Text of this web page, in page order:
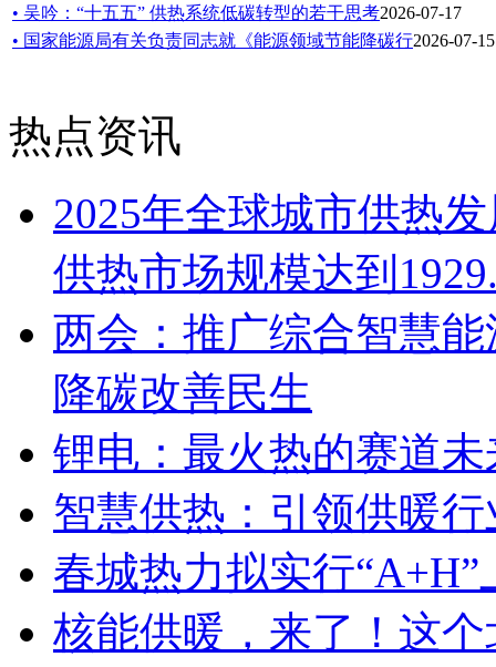
• 吴吟：“十五五” 供热系统低碳转型的若干思考2026-07-17
• 国家能源局有关负责同志就《能源领域节能降碳行2026-07-15
热点资讯
2025年全球城市供热
供热市场规模达到
两会：推广综合智慧
降碳改善民生
锂电：最火热的赛道
智慧供热：引领供暖
春城热力拟实行
核能供暖，来了！这